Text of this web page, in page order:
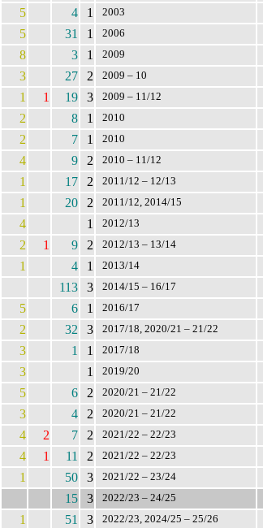
5 4 1 2003
5 31 1 2006
8 3 1 2009
3 27 2 2009 – 10
1 1 19 3 2009 – 11/12
2 8 1 2010
2 7 1 2010
4 9 2 2010 – 11/12
1 17 2 2011/12 – 12/13
1 20 2 2011/12, 2014/15
4 1 2012/13
2 1 9 2 2012/13 – 13/14
1 4 1 2013/14
113 3 2014/15 – 16/17
5 6 1 2016/17
2 32 3 2017/18, 2020/21 – 21/22
3 1 1 2017/18
3 1 2019/20
5 6 2 2020/21 – 21/22
3 4 2 2020/21 – 21/22
4 2 7 2 2021/22 – 22/23
4 1 11 2 2021/22 – 22/23
1 50 3 2021/22 – 23/24
15 3 2022/23 – 24/25
1 51 3 2022/23, 2024/25 – 25/26